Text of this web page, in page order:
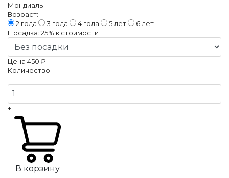
Мондиаль
Возраст:
2 года
3 года 4 года 5 лет
6 лет
Посадка: 25% к стоимости
Цена 450 ₽
Количество:
−
+
В корзину